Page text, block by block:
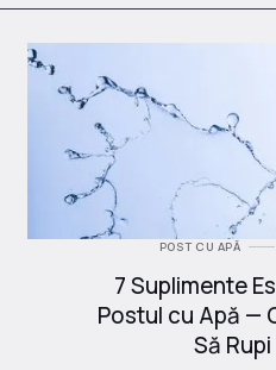
POST CU APĂ
7 Suplimente
Postul cu Apă —
Să